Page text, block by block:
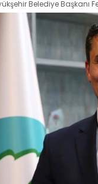
Belediye Başkanı